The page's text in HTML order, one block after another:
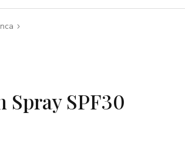
Spray SPF30